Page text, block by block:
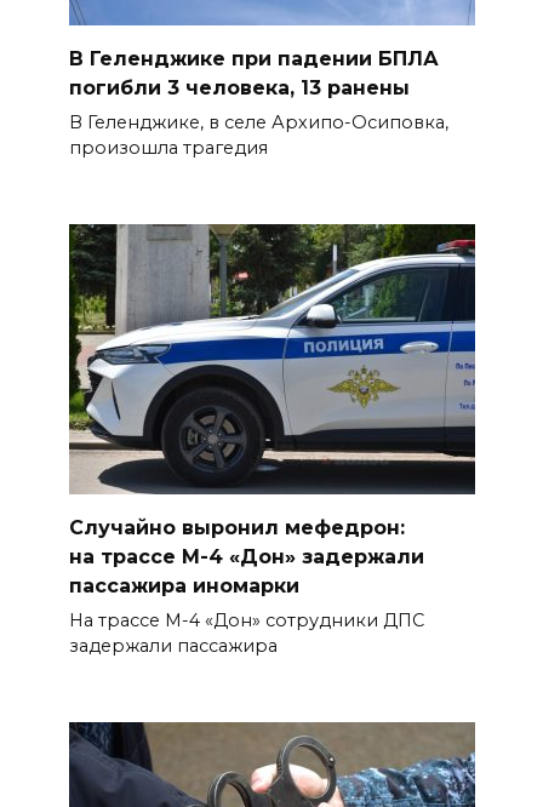
массовом сбое в работе
нескольких приложений
06 августа 2026 14:35
В Советском районе Ростова
06 августа 2026 14:33
Диспансеризация дончан
старше 65 лет
06 августа 2026 14:30
Традиции семьи года
Таганрогский театр: пока
опущен занавес
06 августа 2026 14:25
госпиталям
06 августа 2026 14:16
В Геленджике при падении БПЛА
погибли 3 человека, 13 ранены
В Геленджике, в селе Архипо-Осиповка,
произошла трагедия
Случайно выронил мефедрон:
на трассе М-4 «Дон» задержали
пассажира иномарки
На трассе М-4 «Дон» сотрудники ДПС
задержали пассажира